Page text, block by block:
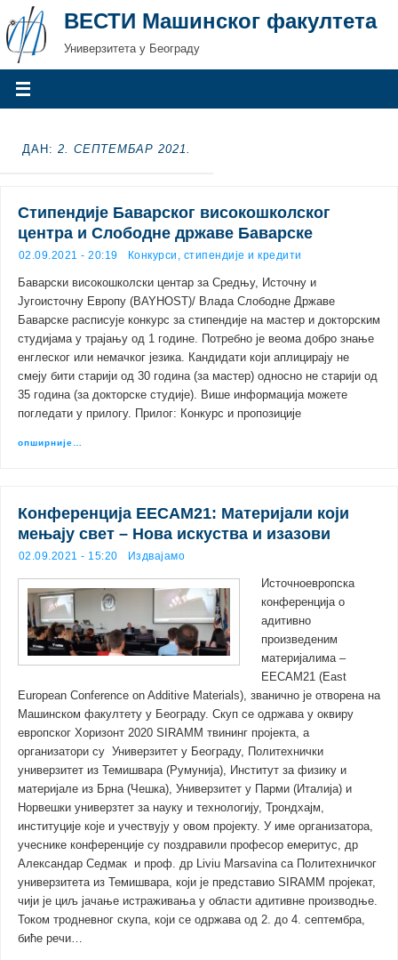
ВЕСТИ Машинског факултета
Универзитета у Београду
ДАН: 2. СЕПТЕМБАР 2021.
Стипендије Баварског високошколског
центра и Слободне државе Баварске
02.09.2021 - 20:19 Конкурси, стипендије и кредити
Баварски високошколски центар за Средњу, Источну и
Југоисточну Европу (BAYHOST)/ Влада Слободне Државе
Баварске расписује конкурс за стипендије на мастер и докторским
студијама у трајању од 1 године. Потребно је веома добро знање
енглеског или немачког језика. Кандидати који аплицирају не
смеју бити старији од 30 година (за мастер) односно не старији од
35 година (за докторске студије). Више информација можете
погледати у прилогу. Прилог: Конкурс и пропозиције
опширније…
Конференција EECAM21: Материјали који
мењају свет – Нова искуства и изазови
02.09.2021 - 15:20 Издвајамо
Источноевропска
конференција о
адитивно
произведеним
материјалима –
EECAM21 (East
European Conference on Additive Materials), званично је отворена на
Машинском факултету у Београду. Скуп се одржава у оквиру
европског Хоризонт 2020 SIRAMM твининг пројекта, а
организатори су Универзитет у Београду, Политехнички
универзитет из Темишвара (Румунија), Институт за физику и
материјале из Брна (Чешка), Универзитет у Парми (Италија) и
Норвешки универзтет за науку и технологију, Трондхајм,
институције које и учествују у овом пројекту. У име организатора,
учеснике конференције су поздравили професор емеритус, др
Александар Седмак и проф. др Liviu Marsavina са Политехничког
универзитета из Темишвара, који је представио SIRAMM пројекат,
чији је циљ јачање истраживања у области адитивне производње.
Током тродневног скупа, који се одржава од 2. до 4. септембра,
биће речи…